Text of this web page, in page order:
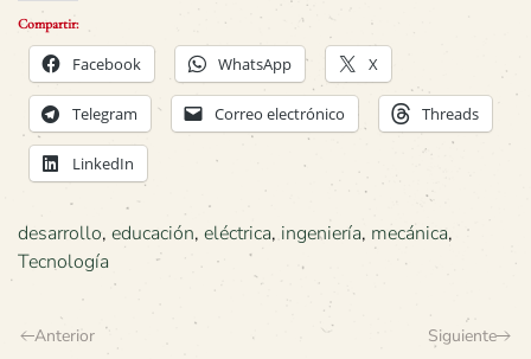
Compartir:
Facebook WhatsApp X
Telegram Correo electrónico Threads
LinkedIn
desarrollo, educación, eléctrica, ingeniería, mecánica,
Tecnología
Anterior Siguiente